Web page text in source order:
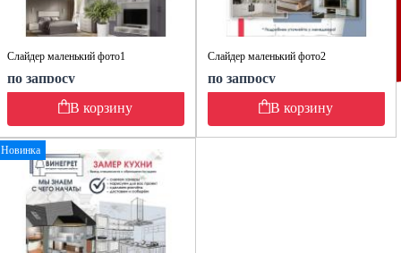
Слайдер маленький фото1
по запросу
В корзину
Слайдер маленький фото2
по запросу
В корзину
Новинка